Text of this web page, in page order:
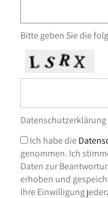
Bitte geben Sie die
Datenschutzerklärung
Ich habe die
genommen. Ich
Daten zur
erhoben und
Ihre Einwilligung